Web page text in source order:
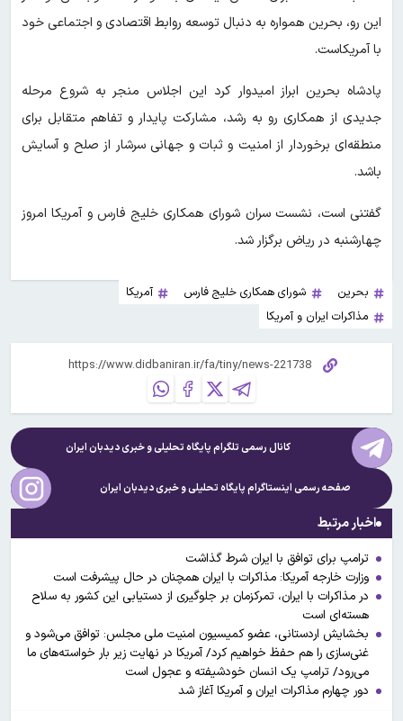
این رو، بحرین همواره به دنبال توسعه روابط اقتصادی و اجتماعی خود
با آمریکاست.
پادشاه بحرین ابراز امیدوار کرد این اجلاس منجر به شروع مرحله
جدیدی از همکاری رو به رشد، مشارکت پایدار و تفاهم متقابل برای
منطقه‌ای برخوردار از امنیت و ثبات و جهانی سرشار از صلح و آسایش
باشد.
گفتنی است، نشست سران شورای همکاری خلیج فارس و آمریکا امروز
چهارشنبه در ریاض برگزار شد.
بحرین شورای همکاری خلیج فارس
آمریکا
مذاکرات ایران و آمریکا
کانال رسمی تلگرام پایگاه تحلیلی و خبریدیدبان ایران
صفحه رسمی اینستاگرام پایگاه تحلیلی و خبریدیدبان ایران
اخبار مرتبط
ترامپ برای توافق با ایران شرط گذاشت
وزارت خارجه آمریکا: مذاکرات با ایران همچنان در حال پیشرفت است
در مذاکرات با ایران، تمرکزمان بر جلوگیری از دستیابی این کشور به سلاح
هسته‌ای است
بخشایش اردستانی، عضو کمیسیون امنیت ملی مجلس: توافق می‌شود و
غنی‌سازی را هم حفظ خواهیم کرد/ آمریکا در نهایت زیر بار خواسته‌های ما
می‌رود/ ترامپ یک انسان خودشیفته و عجول است
دور چهارم مذاکرات ایران و آمریکا آغاز شد